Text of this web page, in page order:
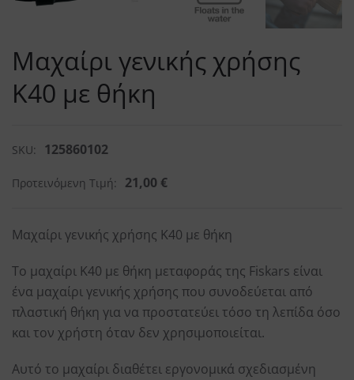
Μαχαίρι γενικής χρήσης
K40 με θήκη
SKU: 125860102
Προτεινόμενη Τιμή: 21,00 €
Μαχαίρι γενικής χρήσης K40 με θήκη
Το μαχαίρι K40 με θήκη μεταφοράς της Fiskars είναι
ένα μαχαίρι γενικής χρήσης που συνοδεύεται από
πλαστική θήκη για να προστατεύει τόσο τη λεπίδα όσο
και τον χρήστη όταν δεν χρησιμοποιείται.
Αυτό το μαχαίρι διαθέτει εργονομικά σχεδιασμένη